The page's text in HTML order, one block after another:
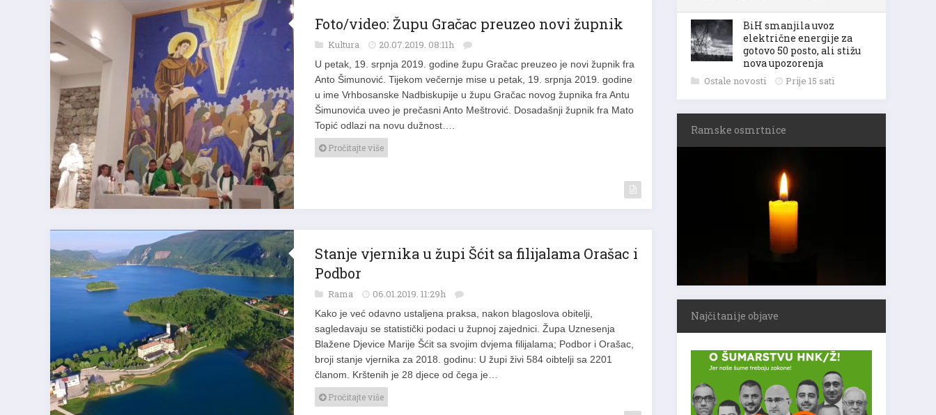
Foto/video: Župu Gračac preuzeo novi župnik
Kultura 20.07.2019. 08:11h
U petak, 19. srpnja 2019. godine župu Gračac preuzeo je novi župnik fra
Anto Šimunović. Tijekom večernje mise u petak, 19. srpnja 2019. godine
u ime Vrhbosanske Nadbiskupije u župu Gračac novog župnika fra Antu
Šimunovića uveo je prečasni Anto Meštrović. Dosadašnji župnik fra Mato
Topić odlazi na novu dužnost….
Pročitajte više
Stanje vjernika u župi Šćit sa filijalama Orašac i
Podbor
Rama 06.01.2019. 11:29h
Kako je već odavno ustaljena praksa, nakon blagoslova obitelji,
sagledavaju se statistički podaci u župnoj zajednici. Župa Uznesenja
Blažene Djevice Marije Šćit sa svojim dvjema filijalama; Podbor i Orašac,
broji stanje vjernika za 2018. godinu: U župi živi 584 oibtelji sa 2201
članom. Krštenih je 28 djece od čega je…
Pročitajte više
BiH smanjila uvoz
električne energije za
gotovo 50 posto, ali stižu
nova upozorenja
Ostale novosti Prije 15 sati
Ramske osmrtnice
Najčitanije objave